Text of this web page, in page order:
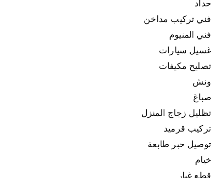
حداد
فني تركيب مداخن
فني المنيوم
غسيل سيارات
تصليح مكيفات
ونش
صباغ
تظليل زجاج المنزل
تركيب قرميد
توصيل حبر طابعة
خيام
قطع غيار